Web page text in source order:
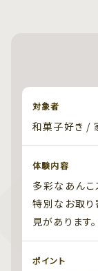
対象者
和菓子好き /
体験内容
多彩なあんこ
特別なお取り
見があります。
ポイント